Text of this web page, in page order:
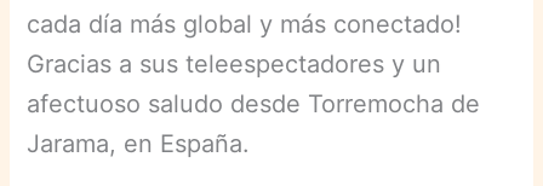
cada día más global y más conectado!
Gracias a sus teleespectadores y un
afectuoso saludo desde Torremocha de
Jarama, en España.